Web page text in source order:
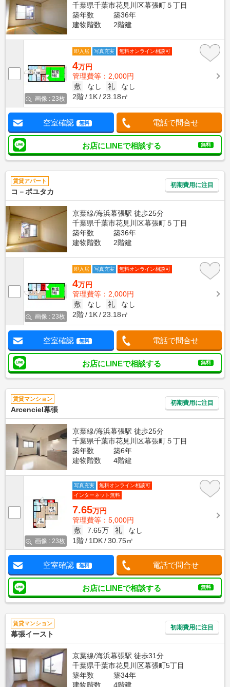
千葉県千葉市花見川区幕張町５丁目
築年数
築36年
建物階数
2階建
画像 : 23枚
即入居 写真充実 無料オンライン相談可
4万円
管理費等：2,000円
敷
なし 礼
なし
2階
1K 23.18㎡
空室確認 無料 電話で問合せ
お店にLINEで相談する 無料
賃貸アパート
コ－ポユタカ
初期費用に注目
京葉線/海浜幕張駅 徒歩25分
千葉県千葉市花見川区幕張町５丁目
築年数
築36年
建物階数
2階建
画像 : 23枚
即入居 写真充実 無料オンライン相談可
4万円
管理費等：2,000円
敷
なし 礼
なし
2階
1K 23.18㎡
空室確認 無料 電話で問合せ
お店にLINEで相談する 無料
賃貸マンション
Arcenciel幕張
初期費用に注目
京葉線/海浜幕張駅 徒歩25分
千葉県千葉市花見川区幕張町５丁目
築年数
築6年
建物階数
4階建
画像 : 23枚
写真充実
無料オンライン相談可
インターネット無料
7.65万円
管理費等：5,000円
敷
7.65万 礼
なし
1階
1DK 30.75㎡
空室確認 無料 電話で問合せ
お店にLINEで相談する 無料
賃貸マンション
幕張イースト
初期費用に注目
京葉線/海浜幕張駅 徒歩31分
千葉県千葉市花見川区幕張町5丁目
築年数
築34年
建物階数
4階建